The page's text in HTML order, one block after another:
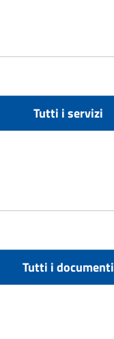
Tutti i servizi
Tutti i documenti